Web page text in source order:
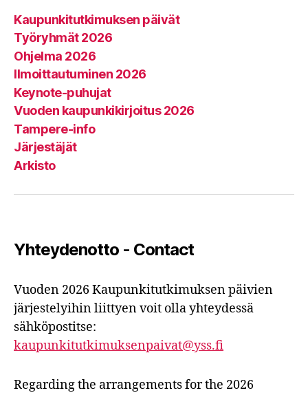
Kaupunkitutkimuksen päivät
Työryhmät 2026
Ohjelma 2026
Ilmoittautuminen 2026
Keynote-puhujat
Vuoden kaupunkikirjoitus 2026
Tampere-info
Järjestäjät
Arkisto
Yhteydenotto - Contact
Vuoden 2026 Kaupunkitutkimuksen päivien
järjestelyihin liittyen voit olla yhteydessä
sähköpostitse:
kaupunkitutkimuksenpaivat@yss.fi
Regarding the arrangements for the 2026